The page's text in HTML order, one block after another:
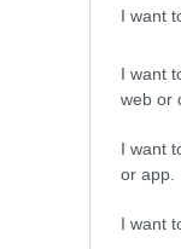
I want
I want
web or
I want
or app.
I want
222.000